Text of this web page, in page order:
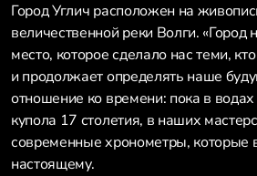
Город Углич расположен на
величественной реки Волги.
место, которое сделало нас теми,
и продолжает определять наше
отношение ко времени: пока в
купола 17 столетия, в наших
современные хронометры, которые
настоящему.